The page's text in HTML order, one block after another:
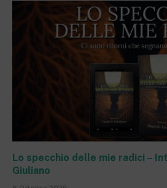
Lo specchio delle mie radici –
Giuliano